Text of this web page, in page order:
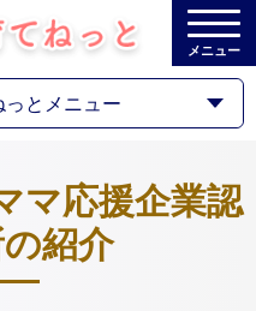
メニュー
とメニュー
マ応援企業認
紹介